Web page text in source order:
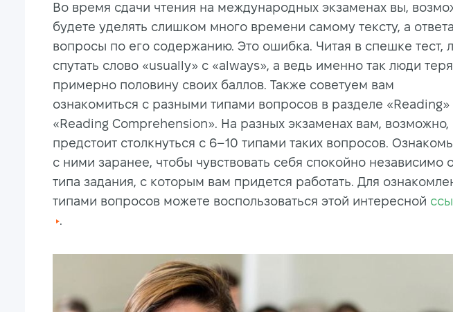
Во время сдачи чтения на международных экзаменах вы,
будете уделять слишком много времени самому тексту, а
вопросы по его содержанию. Это ошибка. Читая в спешке тест,
спутать слово «usually» c «always», а ведь именно так люди
примерно половину своих баллов. Также советуем вам
ознакомиться с разными типами вопросов в разделе «Reading»
«Reading Comprehension». На разных экзаменах вам, возможно,
предстоит столкнуться с 6–10 типами таких вопросов.
с ними заранее, чтобы чувствовать себя спокойно независимо
типа задания, с которым вам придется работать. Для
типами вопросов можете воспользоваться этой интересной
.